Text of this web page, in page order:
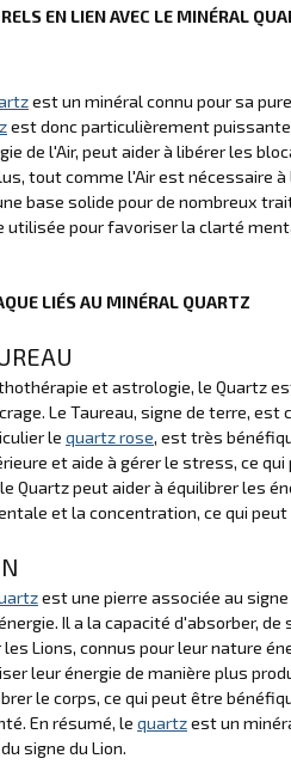
EN LIEN AVEC LE MINÉRAL
est un minéral connu pour sa
est donc particulièrement
de l'Air, peut aider à libérer les
tout comme l'Air est nécessaire à
base solide pour de nombreux
pour favoriser la clarté
LIÉS AU MINÉRAL QUARTZ
et astrologie, le Quartz
Le Taureau, signe de terre,
le quartz rose, est très
et aide à gérer le stress, ce
Quartz peut aider à équilibrer les
et la concentration, ce qui
est une pierre associée au
Il a la capacité d'absorber,
les Lions, connus pour leur nature
leur énergie de manière plus
le corps, ce qui peut être
En résumé, le quartzest un
signe du Lion.